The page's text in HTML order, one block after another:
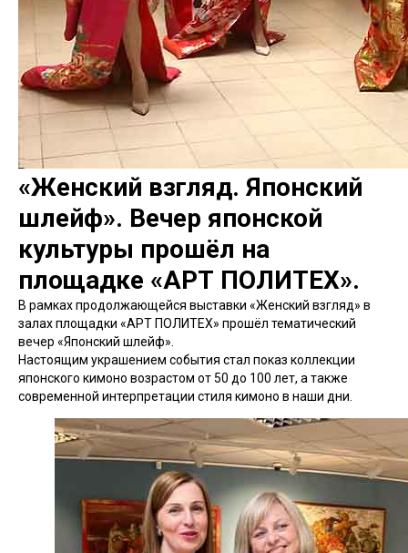
«Женский взгляд. Японский
шлейф». Вечер японской
культуры прошёл на
площадке «АРТ ПОЛИТЕХ».
В рамках продолжающейся выставки «Женский взгляд» в
залах площадки «АРТ ПОЛИТЕХ» прошёл тематический
вечер «Японский шлейф».
Настоящим украшением события стал показ коллекции
японского кимоно возрастом от 50 до 100 лет, а также
современной интерпретации стиля кимоно в наши дни.